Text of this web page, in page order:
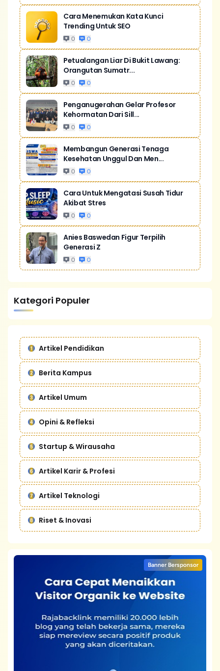
Cara Menemukan Kata Kunci
Trending Untuk SEO
0 0
Petualangan Liar Di Bukit Lawang:
Orangutan Sumatr...
0 0
Penganugerahan Gelar Profesor
Kehormatan Dari Sill...
0 0
Membangun Generasi Tenaga
Kesehatan Unggul Dan Men...
0 0
Cara Untuk Mengatasi Susah Tidur
Akibat Stres
0 0
Anies Baswedan Figur Terpilih
Generasi Z
0 0
Kategori Populer
Artikel Pendidikan
Berita Kampus
Artikel Umum
Opini & Refleksi
Startup & Wirausaha
Artikel Karir & Profesi
Artikel Teknologi
Riset & Inovasi
Banner Bersponsor